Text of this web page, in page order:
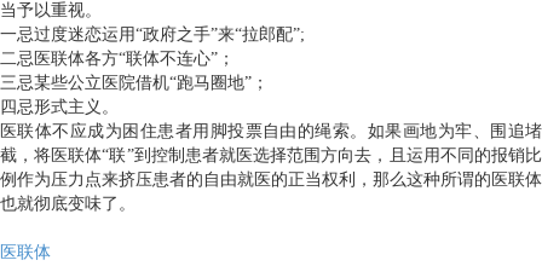
当予以重视。
一忌过度迷恋运用“政府之手”来“拉郎配”;
二忌医联体各方“联体不连心”；
三忌某些公立医院借机“跑马圈地”；
四忌形式主义。
医联体不应成为困住患者用脚投票自由的绳索。如果画地为牢、围追堵
截，将医联体“联”到控制患者就医选择范围方向去，且运用不同的报销比
例作为压力点来挤压患者的自由就医的正当权利，那么这种所谓的医联体
也就彻底变味了。
医联体